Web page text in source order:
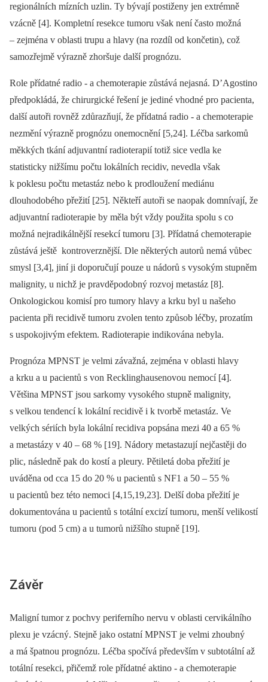
regionálních mízních uzlin. Ty bývají postiženy jen extrémně
vzácně [4]. Kompletní resekce tumoru však není často možná
–⁠ zejména v oblasti trupu a hlavy (na rozdíl od končetin), což
samozřejmě výrazně zhoršuje další prognózu.
Role přídatné radio ‑⁠ a chemoterapie zůstává nejasná. D’Agostino
předpokládá, že chirurgické řešení je jediné vhodné pro pacienta,
další autoři rovněž zdůrazňují, že přídatná radio ‑⁠ a chemoterapie
nezmění výrazně prognózu onemocnění [5,24]. Léčba sarkomů
měkkých tkání adjuvantní radioterapií totiž sice vedla ke
statisticky nižšímu počtu lokálních recidiv, nevedla však
k poklesu počtu metastáz nebo k prodloužení mediánu
dlouhodobého přežití [25]. Někteří autoři se naopak domnívají, že
adjuvantní radioterapie by měla být vždy použita spolu s co
možná nejradikálnější resekcí tumoru [3]. Přídatná chemoterapie
zůstává ještě kontroverznější. Dle ně­kte­rých autorů nemá vůbec
smysl [3,4], jiní ji doporučují pouze u nádorů s vysokým stupněm
malignity, u nichž je pravděpodobný rozvoj metastáz [8].
Onkologickou komisí pro tumory hlavy a krku byl u našeho
pacienta při recidivě tumoru zvolen tento způsob léčby, prozatím
s uspokojivým efektem. Radioterapie indikována nebyla.
Prognóza MPNST je velmi závažná, zejména v oblasti hlavy
a krku a u pacientů s von Recklinghausenovou nemocí [4].
Většina MPNST jsou sarkomy vysokého stupně malignity,
s velkou tendencí k lokální recidivě i k tvorbě metastáz. Ve
velkých sériích byla lokální recidiva popsána mezi 40 a 65 %
a metastázy v 40 –⁠ 68 % [19]. Nádory metastazují nejčastěji do
plic, následně pak do kostí a pleury. Pětiletá doba přežití je
uváděna od cca 15 do 20 % u pacientů s NF1 a 50 –⁠ 55 %
u pacientů bez této nemoci [4,15,19,23]. Delší doba přežití je
dokumentována u pacientů s totální excizí tumoru, menší velikostí
tumoru (pod 5 cm) a u tumorů nižšího stupně [19].
Závěr
Maligní tumor z pochvy periferního nervu v oblasti cervikálního
plexu je vzácný. Stejně jako ostatní MPNST je velmi zhoubný
a má špatnou prognózu. Léčba spočívá především v subtotální až
totální resekci, přičemž role přídatné aktino ‑⁠ a chemoterapie